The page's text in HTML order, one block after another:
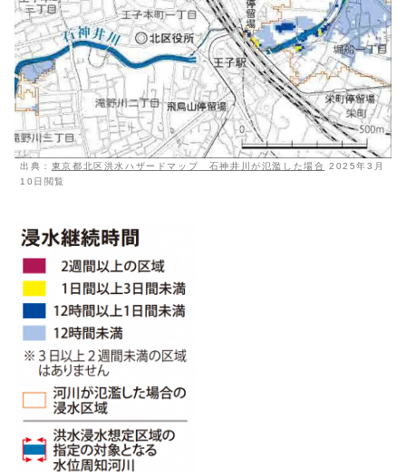
出典： 東京都北区洪水ハザードマップ 石神井川が氾濫した場合
2025年3月
10日閲覧